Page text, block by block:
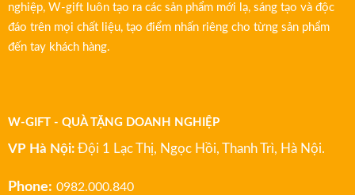
nghiệp, W-gift luôn tạo ra các sản phẩm mới lạ, sáng tạo và độc
đáo trên mọi chất liệu, tạo điểm nhấn riêng cho từng sản phẩm
đến tay khách hàng.
W-GIFT - QUÀ TẶNG DOANH NGHIỆP
VP Hà Nội: Đội 1 Lạc Thị, Ngọc Hồi, Thanh Trì, Hà Nội.
Phone: 0982.000.840